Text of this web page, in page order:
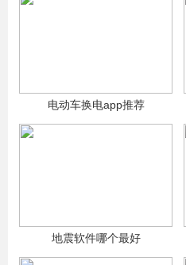
电动车换电app推荐
地震软件哪个最好